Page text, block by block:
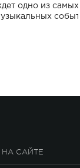
одно из
САЙТЕ